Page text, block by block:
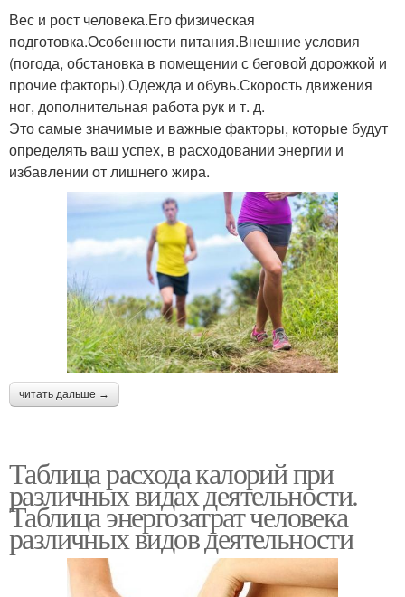
Вес и рост человека.Его физическая
подготовка.Особенности питания.Внешние условия
(погода, обстановка в помещении с беговой дорожкой и
прочие факторы).Одежда и обувь.Скорость движения
ног, дополнительная работа рук и т. д.
Это самые значимые и важные факторы, которые будут
определять ваш успех, в расходовании энергии и
избавлении от лишнего жира.
читать дальше →
Таблица расхода калорий при
различных видах деятельности.
Таблица энергозатрат человека
различных видов деятельности